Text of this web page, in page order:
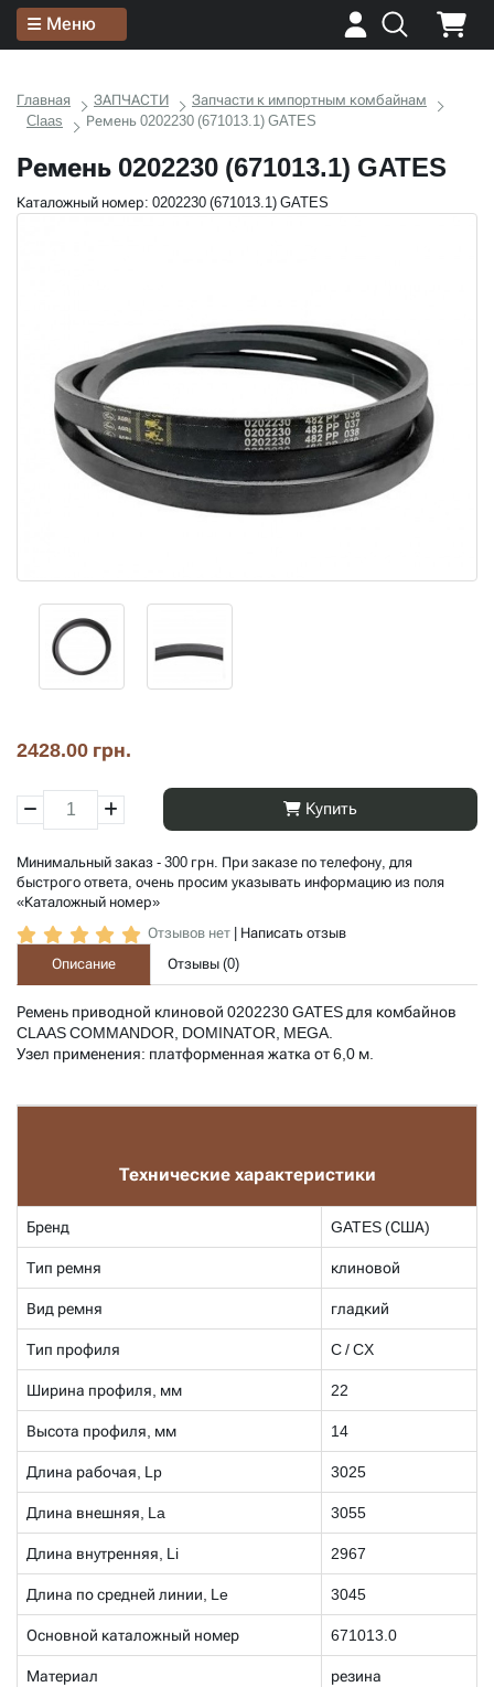
Меню
Главная ЗАПЧАСТИ
Запчасти к импортным комбайнам
Claas
Ремень 0202230 (671013.1) GATES
Ремень 0202230 (671013.1) GATES
Каталожный номер: 0202230 (671013.1) GATES
2428.00 грн.
Купить
Минимальный заказ - 300 грн. При заказе по телефону, для
быстрого ответа, очень просим указывать информацию из поля
«Каталожный номер»
Отзывов нет
Написать отзыв
Описание
Отзывы (0)
Ремень приводной клиновой 0202230 GATES для комбайнов
CLAAS COMMANDOR, DOMINATOR, MEGA.
Узел применения: платформенная жатка от 6,0 м.
Технические характеристики
Бренд GATES (США)
Тип ремня клиновой
Вид ремня гладкий
Тип профиля C / CX
Ширина профиля, мм 22
Высота профиля, мм 14
Длина рабочая, Lp 3025
Длина внешняя, La 3055
Длина внутренняя, Li 2967
Длина по средней линии, Le 3045
Основной каталожный номер 671013.0
Материал резина